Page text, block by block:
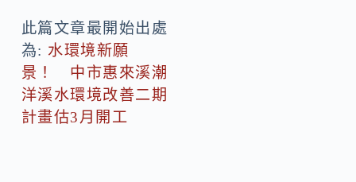
此篇文章最開始出處
為: 水環境新願
景！ 中市惠來溪潮
洋溪水環境改善二期
計畫估3月開工